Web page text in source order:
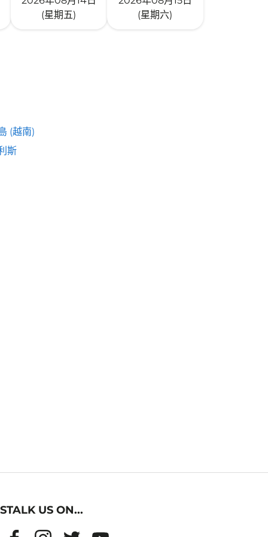
(星期五)
(星期六)
(越南)
斯
STALK US ON...